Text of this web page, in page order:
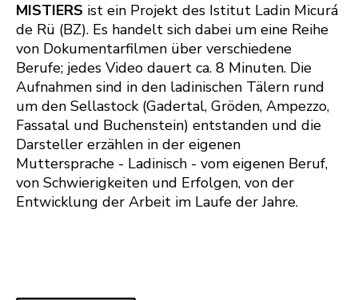
MISTIERS ist ein Projekt des Istitut Ladin Micurá
de Rü (BZ). Es handelt sich dabei um eine Reihe
von Dokumentarfilmen über verschiedene
Berufe; jedes Video dauert ca. 8 Minuten. Die
Aufnahmen sind in den ladinischen Tälern rund
um den Sellastock (Gadertal, Gröden, Ampezzo,
Fassatal und Buchenstein) entstanden und die
Darsteller erzählen in der eigenen
Muttersprache - Ladinisch - vom eigenen Beruf,
von Schwierigkeiten und Erfolgen, von der
Entwicklung der Arbeit im Laufe der Jahre.